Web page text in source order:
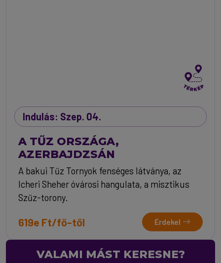
Indulás: Szep. 04.
A TŰZ ORSZÁGA,
AZERBAJDZSÁN
A bakui Tűz Tornyok fenséges látványa, az
Icheri Sheher óvárosi hangulata, a misztikus
Szűz-torony.
619e Ft/fő-től Érdekel
VALAMI MÁST KERESNE?